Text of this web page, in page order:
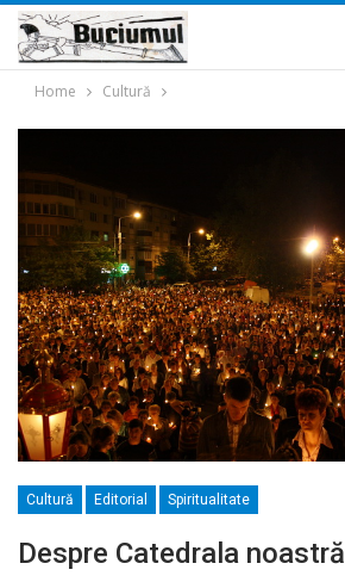
Home Cultură
Cultură Editorial Spiritualitate
Despre Catedrala noastră